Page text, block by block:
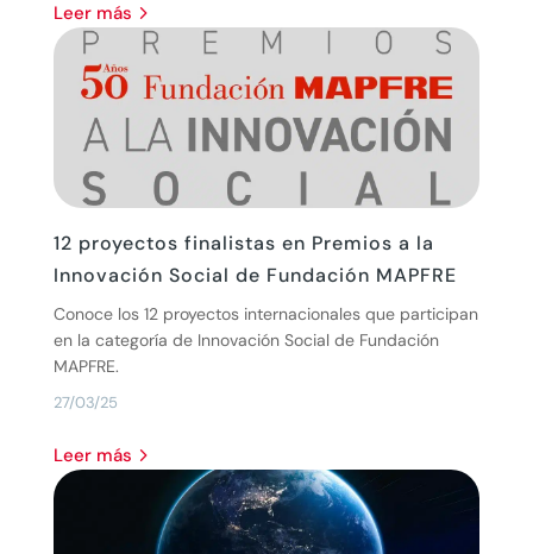
leer más
12 proyectos finalistas en Premios a la
Innovación Social de Fundación MAPFRE
27/03/25
Conoce los 12 proyectos internacionales que participan
en la categoría de Innovación Social de Fundación
MAPFRE.
leer más